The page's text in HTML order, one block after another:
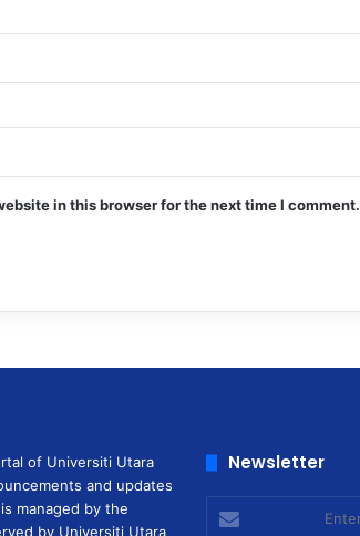
in this browser for the next time I comment.
of Universiti Utara
and updates
managed by the
by Universiti Utara
Newsletter
your